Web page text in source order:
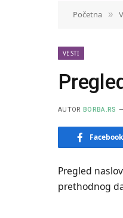
Početna »
VESTI
AUTOR BORBA.RS
Facebook
Pregled
prethodnog